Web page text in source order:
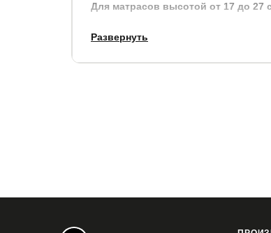
Для матрасов высотой от 17 до 27
Развернуть